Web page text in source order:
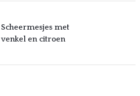
Scheermesjes met
venkel en citroen